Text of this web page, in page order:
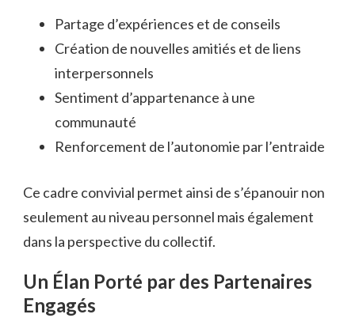
Partage d’expériences et de conseils
Création de nouvelles amitiés et de liens
interpersonnels
Sentiment d’appartenance à une
communauté
Renforcement de l’autonomie par l’entraide
Ce cadre convivial permet ainsi de s’épanouir non
seulement au niveau personnel mais également
dans la perspective du collectif.
Un Élan Porté par des Partenaires
Engagés